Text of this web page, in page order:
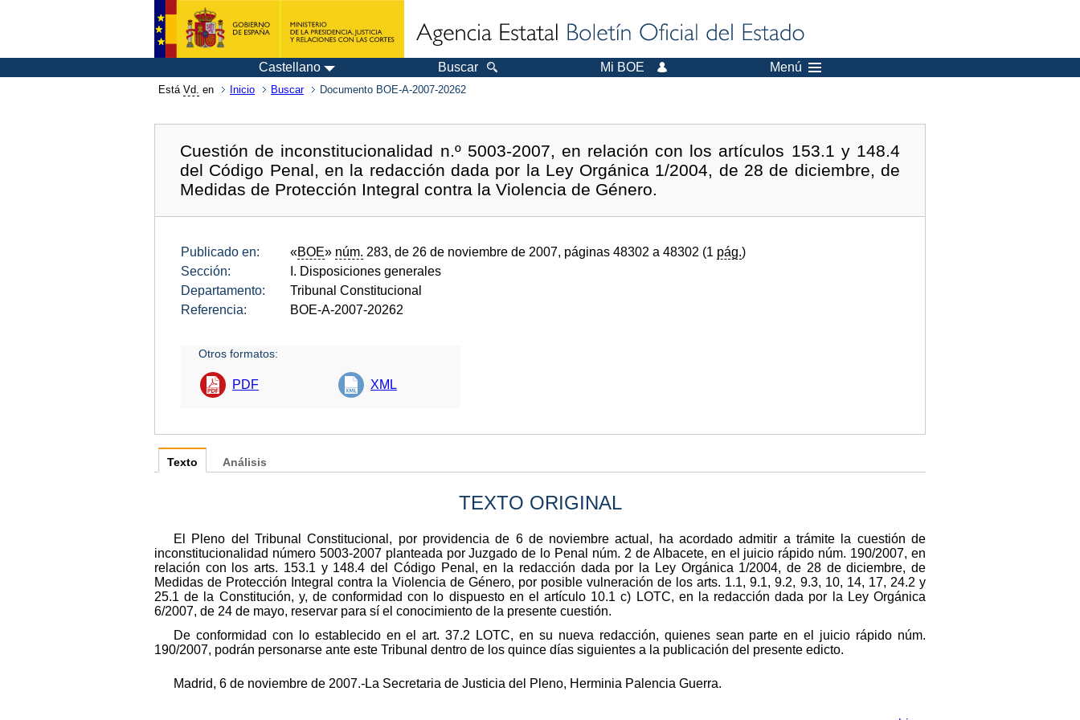
Castellano Buscar Mi BOE Menú
Está Vd. en Inicio Buscar Documento BOE-A-2007-20262
Cuestión de inconstitucionalidad n.º 5003-2007, en relación con los artículos 153.1 y 148.4
del Código Penal, en la redacción dada por la Ley Orgánica 1/2004, de 28 de diciembre, de
Medidas de Protección Integral contra la Violencia de Género.
Publicado en: «BOE» núm. 283, de 26 de noviembre de 2007, páginas 48302 a 48302 (1 pág.)
Sección:
I. Disposiciones generales
Departamento:
Tribunal Constitucional
Referencia:
BOE-A-2007-20262
Otros formatos:
PDF XML
Texto
TEXTO ORIGINAL
El Pleno del Tribunal Constitucional, por providencia de 6 de noviembre actual, ha acordado admitir a trámite la cuestión de
inconstitucionalidad número 5003-2007 planteada por Juzgado de lo Penal núm. 2 de Albacete, en el juicio rápido núm. 190/2007, en
relación con los arts. 153.1 y 148.4 del Código Penal, en la redacción dada por la Ley Orgánica 1/2004, de 28 de diciembre, de
Medidas de Protección Integral contra la Violencia de Género, por posible vulneración de los arts. 1.1, 9.1, 9.2, 9.3, 10, 14, 17, 24.2 y
25.1 de la Constitución, y, de conformidad con lo dispuesto en el artículo 10.1 c) LOTC, en la redacción dada por la Ley Orgánica
6/2007, de 24 de mayo, reservar para sí el conocimiento de la presente cuestión.
De conformidad con lo establecido en el art. 37.2 LOTC, en su nueva redacción, quienes sean parte en el juicio rápido núm.
190/2007, podrán personarse ante este Tribunal dentro de los quince días siguientes a la publicación del presente edicto.
Madrid, 6 de noviembre de 2007.-La Secretaria de Justicia del Pleno, Herminia Palencia Guerra.
Análisis